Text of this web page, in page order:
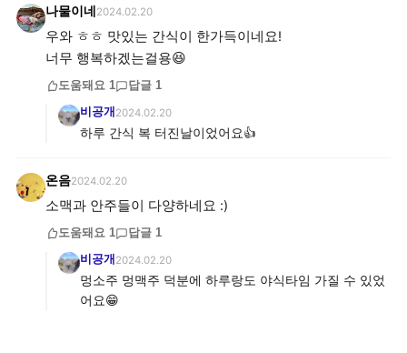
나물이네 2024.02.20
우와 ㅎㅎ 맛있는 간식이 한가득이네요!
너무 행복하겠는걸용😆
도움돼요 1 답글 1
비공개 2024.02.20
하루 간식 복 터진날이었어요👍
온음2024.02.20
소맥과 안주들이 다양하네요 :)
도움돼요 1 답글 1
비공개 2024.02.20
멍소주 멍맥주 덕분에 하루랑도 야식타임 가질 수 있었
어요😁